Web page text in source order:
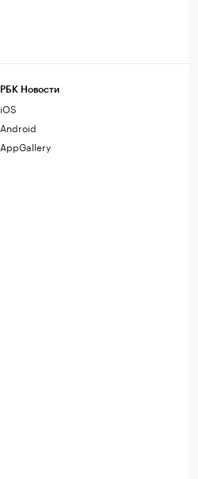
РБК Новости
iOS
Android
AppGallery